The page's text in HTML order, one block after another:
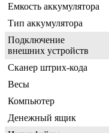
Емкость аккумулятора
Тип аккумулятора
Подключение
внешних устройств
Сканер штрих-кода
Весы
Компьютер
Денежный ящик